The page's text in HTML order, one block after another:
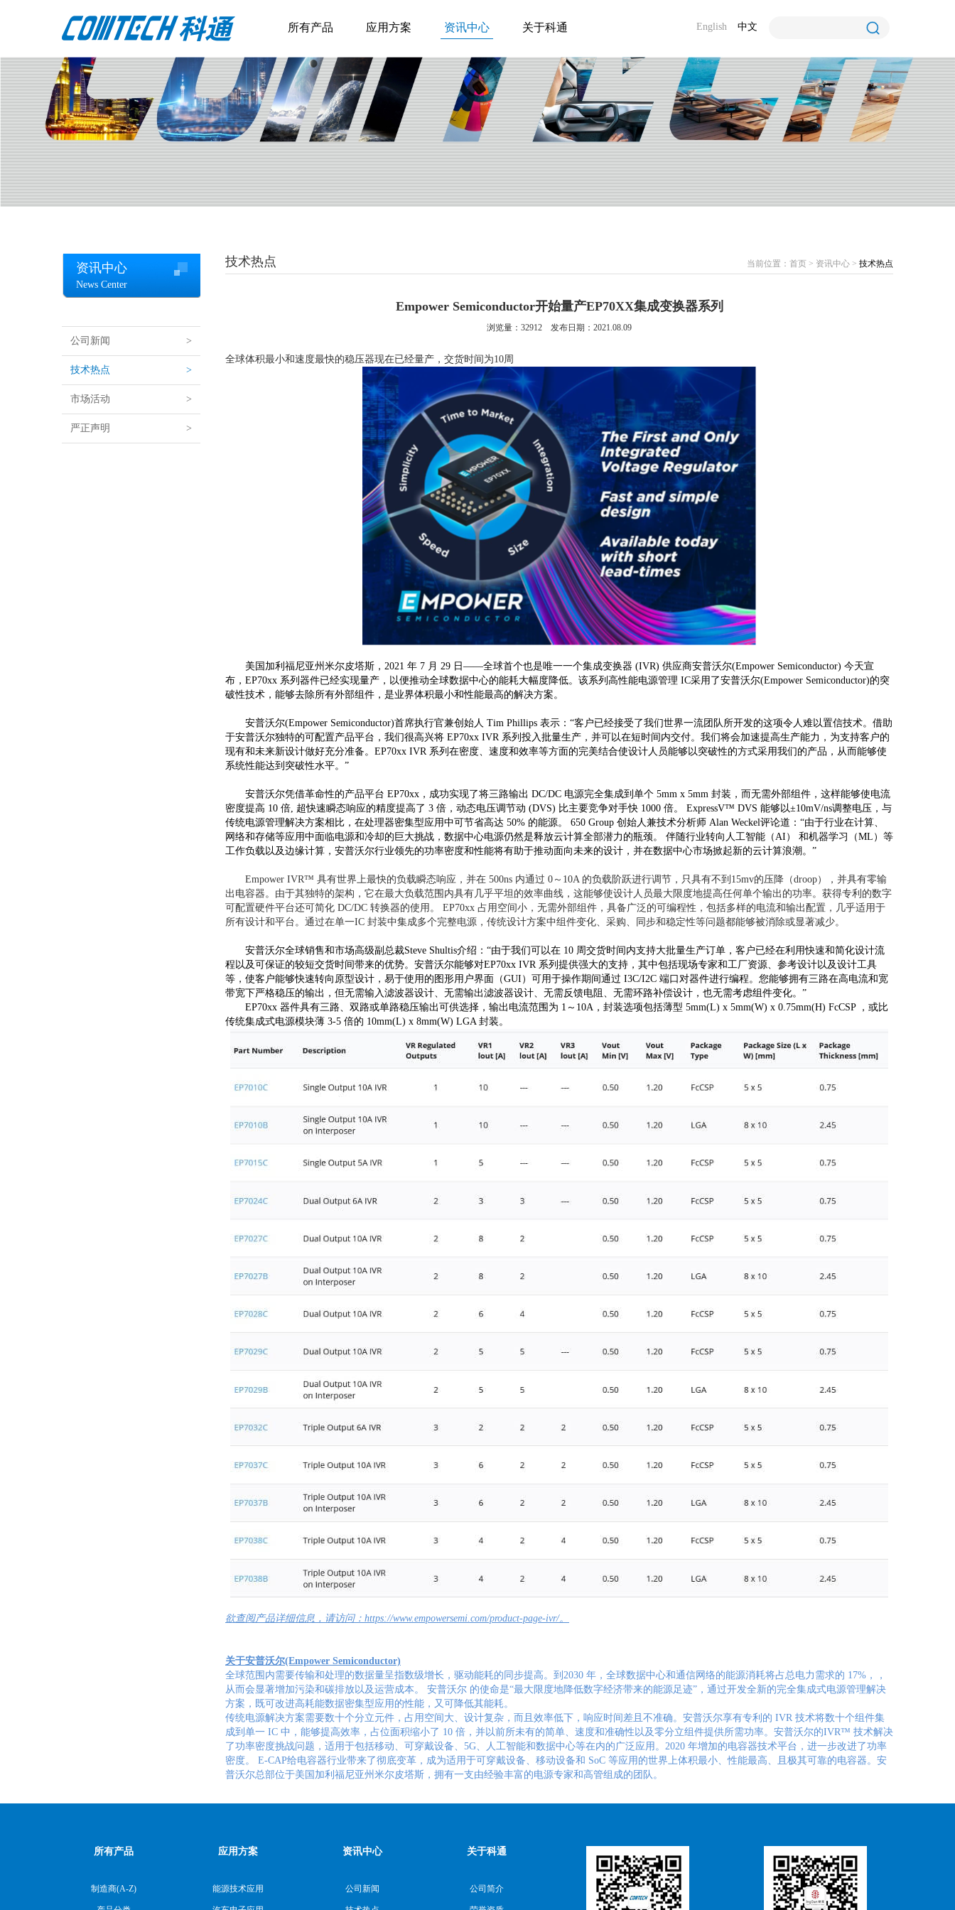
所有产品 应用方案 资讯中心 关于科通 English 中文
资讯中心
News Center
公司新闻 >
技术热点 >
市场活动 >
严正声明 >
技术热点 当前位置： 首页 > 资讯中心 > 技术热点
Empower Semiconductor开始量产EP70XX集成变换器系列
浏览量： 32912 发布日期：2021.08.09
全球体积最小和速度最快的稳压器现在已经量产，交货时间为10周
美国加利福尼亚州米尔皮塔斯，2021 年 7 月 29 日——全球首个也是唯一一个集成变换器 (IVR) 供应商安普沃尔(Empower Semiconductor) 今天宣
布，EP70xx 系列器件已经实现量产，以便推动全球数据中心的能耗大幅度降低。该系列高性能电源管理 IC采用了安普沃尔(Empower Semiconductor)的突
破性技术，能够去除所有外部组件，是业界体积最小和性能最高的解决方案。
安普沃尔(Empower Semiconductor)首席执行官兼创始人 Tim Phillips 表示：“客户已经接受了我们世界一流团队所开发的这项令人难以置信技术。借助
于安普沃尔独特的可配置产品平台，我们很高兴将 EP70xx IVR 系列投入批量生产，并可以在短时间内交付。我们将会加速提高生产能力，为支持客户的
现有和未来新设计做好充分准备。EP70xx IVR 系列在密度、速度和效率等方面的完美结合使设计人员能够以突破性的方式采用我们的产品，从而能够使
系统性能达到突破性水平。”
安普沃尔凭借革命性的产品平台 EP70xx，成功实现了将三路输出 DC/DC 电源完全集成到单个 5mm x 5mm 封装，而无需外部组件，这样能够使电流
密度提高 10 倍, 超快速瞬态响应的精度提高了 3 倍，动态电压调节动 (DVS) 比主要竞争对手快 1000 倍。 ExpressV™ DVS 能够以±10mV/ns调整电压，与
传统电源管理解决方案相比，在处理器密集型应用中可节省高达 50% 的能源。 650 Group 创始人兼技术分析师 Alan Weckel评论道：“由于行业在计算、
网络和存储等应用中面临电源和冷却的巨大挑战，数据中心电源仍然是释放云计算全部潜力的瓶颈。 伴随行业转向人工智能（AI） 和机器学习（ML）等
工作负载以及边缘计算，安普沃尔行业领先的功率密度和性能将有助于推动面向未来的设计，并在数据中心市场掀起新的云计算浪潮。”
Empower IVR™ 具有世界上最快的负载瞬态响应，并在 500ns 内通过 0～10A 的负载阶跃进行调节，只具有不到15mv的压降（droop），并具有零输
出电容器。由于其独特的架构，它在最大负载范围内具有几乎平坦的效率曲线，这能够使设计人员最大限度地提高任何单个输出的功率。获得专利的数字
可配置硬件平台还可简化 DC/DC 转换器的使用。 EP70xx 占用空间小，无需外部组件，具备广泛的可编程性，包括多样的电流和输出配置，几乎适用于
所有设计和平台。通过在单一IC 封装中集成多个完整电源，传统设计方案中组件变化、采购、同步和稳定性等问题都能够被消除或显著减少。
安普沃尔全球销售和市场高级副总裁Steve Shultis介绍：“由于我们可以在 10 周交货时间内支持大批量生产订单，客户已经在利用快速和简化设计流
程以及可保证的较短交货时间带来的优势。安普沃尔能够对EP70xx IVR 系列提供强大的支持，其中包括现场专家和工厂资源、参考设计以及设计工具
等，使客户能够快速转向原型设计，易于使用的图形用户界面（GUI）可用于操作期间通过 I3C/I2C 端口对器件进行编程。您能够拥有三路在高电流和宽
带宽下严格稳压的输出，但无需输入滤波器设计、无需输出滤波器设计、无需反馈电阻、无需环路补偿设计，也无需考虑组件变化。”
EP70xx 器件具有三路、双路或单路稳压输出可供选择，输出电流范围为 1～10A，封装选项包括薄型 5mm(L) x 5mm(W) x 0.75mm(H) FcCSP ，或比
传统集成式电源模块薄 3-5 倍的 10mm(L) x 8mm(W) LGA 封装。
欲查阅产品详细信息，请访问：https://www.empowersemi.com/product-page-ivr/。
关于安普沃尔(Empower Semiconductor)
全球范围内需要传输和处理的数据量呈指数级增长，驱动能耗的同步提高。到2030 年，全球数据中心和通信网络的能源消耗将占总电力需求的 17%，，
从而会显著增加污染和碳排放以及运营成本。 安普沃尔 的使命是“最大限度地降低数字经济带来的能源足迹”，通过开发全新的完全集成式电源管理解决
方案，既可改进高耗能数据密集型应用的性能，又可降低其能耗。
传统电源解决方案需要数十个分立元件，占用空间大、设计复杂，而且效率低下，响应时间差且不准确。安普沃尔享有专利的 IVR 技术将数十个组件集
成到单一 IC 中，能够提高效率，占位面积缩小了 10 倍，并以前所未有的简单、速度和准确性以及零分立组件提供所需功率。安普沃尔的IVR™ 技术解决
了功率密度挑战问题，适用于包括移动、可穿戴设备、5G、人工智能和数据中心等在内的广泛应用。2020 年增加的电容器技术平台，进一步改进了功率
密度。 E-CAP给电容器行业带来了彻底变革，成为适用于可穿戴设备、移动设备和 SoC 等应用的世界上体积最小、性能最高、且极其可靠的电容器。安
普沃尔总部位于美国加利福尼亚州米尔皮塔斯，拥有一支由经验丰富的电源专家和高管组成的团队。
所有产品
制造商(A-Z)
应用方案
能源技术应用
资讯中心
公司新闻
关于科通
公司简介